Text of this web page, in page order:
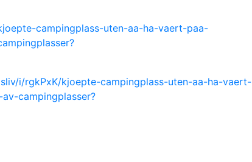
campingplass-uten-aa-ha-vaert-paa-
i/rgkPxK/kjoepte-campingplass-uten-aa-ha-vaert-
campingplasser?